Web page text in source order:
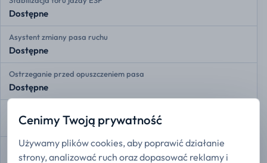
Dostępne
Asystent zmiany pasa ruchu
Dostępne
Ostrzeganie przed opuszczeniem pasa
Dostępne
Dostępne
Przednie czujniki radarowe
Cenimy Twoją prywatność
Używamy plików cookies, aby poprawić działanie
strony, analizować ruch oraz dopasować reklamy i